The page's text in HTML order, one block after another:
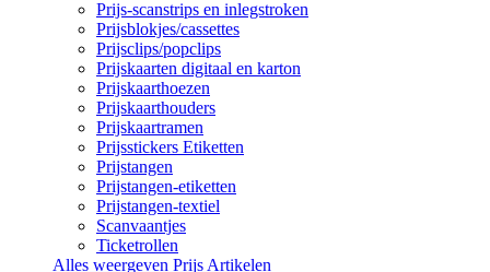
Prijs-scanstrips en inlegstroken
Prijsblokjes/cassettes
Prijsclips/popclips
Prijskaarten digitaal en karton
Prijskaarthoezen
Prijskaarthouders
Prijskaartramen
Prijsstickers Etiketten
Prijstangen
Prijstangen-etiketten
Prijstangen-textiel
Scanvaantjes
Ticketrollen
Alles weergeven Prijs Artikelen